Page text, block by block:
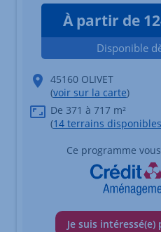
À partir de
Disponible
45160 OLIVET
(voir sur la carte)
De 371 à 717 m²
(14 terrains disponibles
Ce programme
Je suis